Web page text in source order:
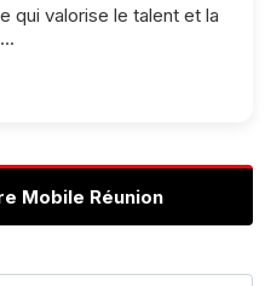
qui valorise le talent et la
Mobile Réunion